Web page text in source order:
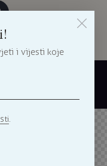
i vijesti koje
.